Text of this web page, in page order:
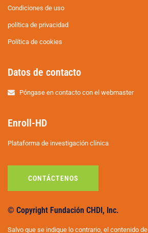
Condiciones de uso
política de privacidad
Política de cookies
Datos de contacto
Póngase en contacto con el webmaster
Enroll-HD
Plataforma de investigación clínica
CONTÁCTENOS
© Copyright Fundación CHDI, Inc.
Salvo que se indique lo contrario, el contenido de